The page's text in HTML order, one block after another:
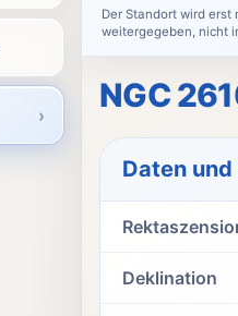
›
Der Standort wird erst
weitergegeben, nicht
NGC
Daten
Deklination